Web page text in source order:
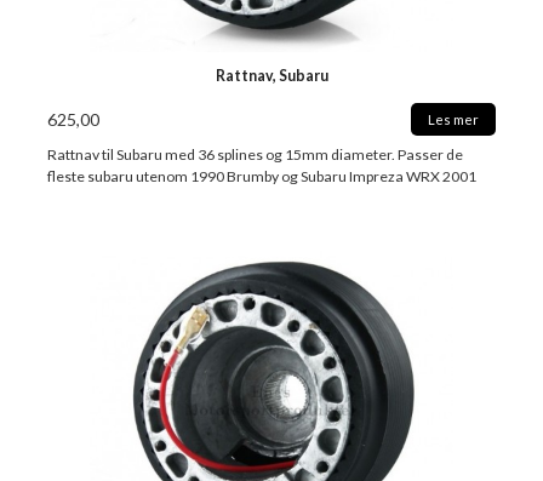
Rattnav, Subaru
625,00 Les mer
Rattnav til Subaru med 36 splines og 15mm diameter. Passer de
fleste subaru utenom 1990 Brumby og Subaru Impreza WRX 2001